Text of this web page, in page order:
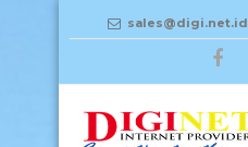
sales@digi.net.id